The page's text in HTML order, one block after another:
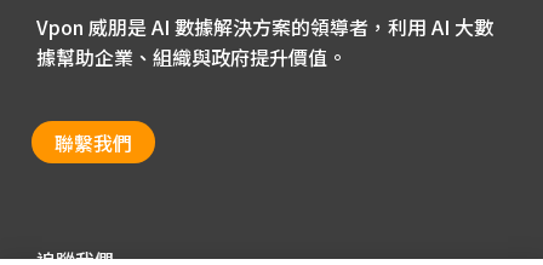
Vpon 威朋是 AI 數據解決方案的領導者，利用 AI 大數
據幫助企業、組織與政府提升價值。
聯繫我們